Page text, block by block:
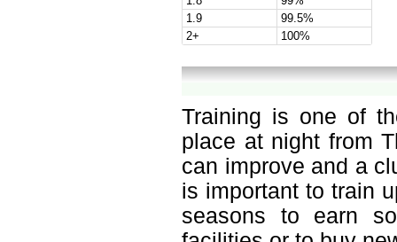
1.9
99.5%
2+
100%
Training is one of
place at night from
can improve and a
is important to train
seasons to earn